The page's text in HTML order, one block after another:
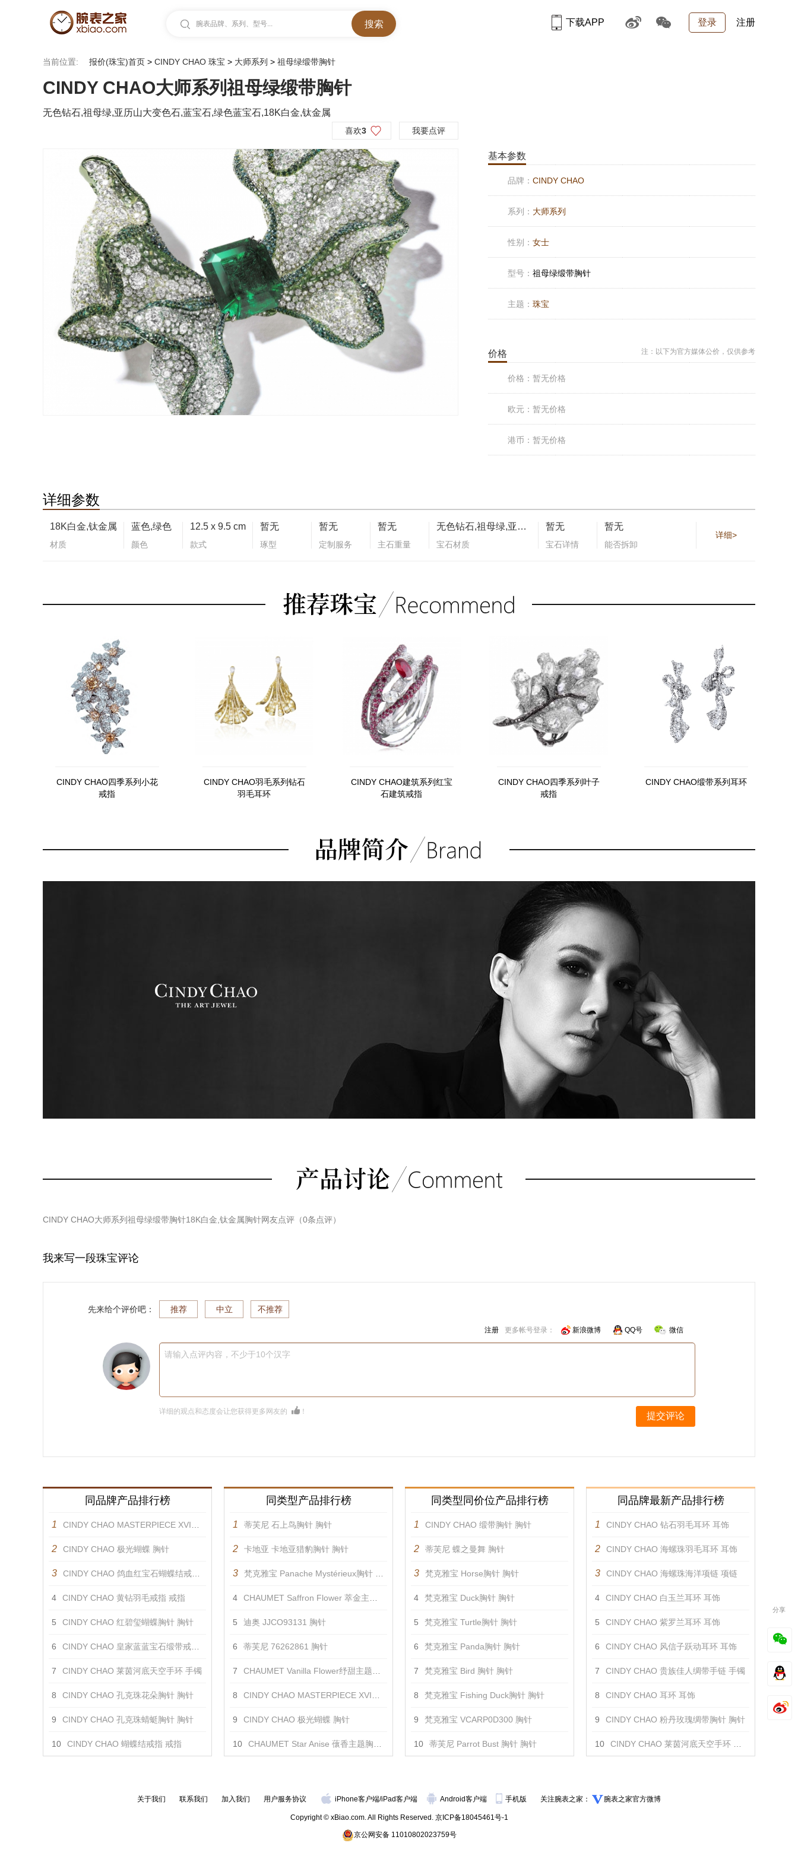
腕表品牌、系列、型号... 登录 注册
下载APP
当前位置: 报价(珠宝)首页 > CINDY CHAO 珠宝 > 大师系列 > 祖母绿缎带胸针
CINDY CHAO大师系列祖母绿缎带胸针
无色钻石,祖母绿,亚历山大变色石,蓝宝石,绿色蓝宝石,18K白金,钛金属
喜欢3 我要点评
基本参数
品牌： CINDY CHAO
系列： 大师系列
性别： 女士
型号： 祖母绿缎带胸针
主题： 珠宝
价格 注：以下为官方媒体公价，仅供参考
价格： 暂无价格
欧元： 暂无价格
港币： 暂无价格
详细参数
18K白金,钛金属
材质
蓝色,绿色
颜色
12.5 x 9.5 cm
款式
暂无
琢型
暂无
定制服务
暂无
主石重量
无色钻石,祖母绿,亚历山大变色石,蓝宝石,绿色蓝宝石
宝石材质
暂无
宝石详情
暂无
能否拆卸
详细>
CINDY CHAO四季系列小花
戒指
CINDY CHAO羽毛系列钻石
羽毛耳环
CINDY CHAO建筑系列红宝
石建筑戒指
CINDY CHAO四季系列叶子
戒指
CINDY CHAO缎带系列耳环
CINDY CHAO大师系列祖母绿缎带胸针18K白金,钛金属胸针网友点评（0条点评）
我来写一段珠宝评论
先来给个评价吧： 推荐 中立 不推荐
注册 更多帐号登录： 新浪微博 QQ号 微信
请输入点评内容，不少于10个汉字
详细的观点和态度会让您获得更多网友的 ！ 提交评论
同品牌产品排行榜
1 CINDY CHAO MASTERPIECE XVI金黄羽饰 胸针
2 CINDY CHAO 极光蝴蝶 胸针
3 CINDY CHAO 鸽血红宝石蝴蝶结戒指 戒指
4 CINDY CHAO 黄钻羽毛戒指 戒指
5 CINDY CHAO 红碧玺蝴蝶胸针 胸针
6 CINDY CHAO 皇家蓝蓝宝石缎带戒指 戒指
7 CINDY CHAO 莱茵河底天空手环 手镯
8 CINDY CHAO 孔克珠花朵胸针 胸针
9 CINDY CHAO 孔克珠蜻蜓胸针 胸针
10 CINDY CHAO 蝴蝶结戒指 戒指
同类型产品排行榜
1 蒂芙尼 石上鸟胸针 胸针
2 卡地亚 卡地亚猎豹胸针 胸针
3 梵克雅宝 Panache Mystérieux胸针 胸针
4 CHAUMET Saffron Flower 萃金主题胸针2 胸针
5 迪奥 JJCO93131 胸针
6 蒂芙尼 76262861 胸针
7 CHAUMET Vanilla Flower纾甜主题胸针 胸针
8 CINDY CHAO MASTERPIECE XVI金黄羽饰 胸针
9 CINDY CHAO 极光蝴蝶 胸针
10 CHAUMET Star Anise 蘹香主题胸针 胸针
同类型同价位产品排行榜
1 CINDY CHAO 缎带胸针 胸针
2 蒂芙尼 蝶之曼舞 胸针
3 梵克雅宝 Horse胸针 胸针
4 梵克雅宝 Duck胸针 胸针
5 梵克雅宝 Turtle胸针 胸针
6 梵克雅宝 Panda胸针 胸针
7 梵克雅宝 Bird 胸针 胸针
8 梵克雅宝 Fishing Duck胸针 胸针
9 梵克雅宝 VCARP0D300 胸针
10 蒂芙尼 Parrot Bust 胸针 胸针
同品牌最新产品排行榜
1 CINDY CHAO 钻石羽毛耳环 耳饰
2 CINDY CHAO 海螺珠羽毛耳环 耳饰
3 CINDY CHAO 海螺珠海洋项链 项链
4 CINDY CHAO 白玉兰耳环 耳饰
5 CINDY CHAO 紫罗兰耳环 耳饰
6 CINDY CHAO 风信子跃动耳环 耳饰
7 CINDY CHAO 贵族佳人绸带手链 手镯
8 CINDY CHAO 耳环 耳饰
9 CINDY CHAO 粉丹玫瑰绸带胸针 胸针
10 CINDY CHAO 莱茵河底天空手环 手镯
关于我们 联系我们 加入我们 用户服务协议 iPhone客户端/iPad客户端 Android客户端 手机版 关注腕表之家： 腕表之家官方微博
Copyright © xBiao.com. All Rights Reserved. 京ICP备18045461号-1
京公网安备 11010802023759号
分享